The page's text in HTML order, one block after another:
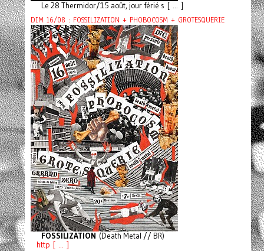
Le 28 Thermidor/15 août, jour férié s [ ... ]
DIM 16/08 : FOSSILIZATION + PHOBOCOSM + GROTESQUERIE
FOSSILIZATION (Death Metal // BR)
http [ ... ]